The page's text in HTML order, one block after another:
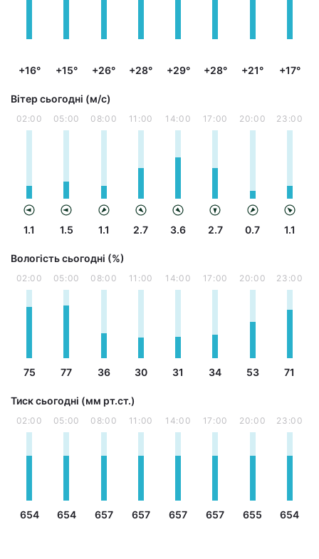
+16° +15° +26° +28° +29° +28° +21° +17°
Вітер сьогодні (м/с)
02:00
1.1
05:00
1.5
08:00
1.1
11:00
2.7
14:00
3.6
17:00
2.7
20:00
0.7
23:00
1.1
Вологість сьогодні (%)
02:00
75
05:00
77
08:00
36
11:00
30
14:00
31
17:00
34
20:00
53
23:00
71
Тиск сьогодні (мм рт.ст.)
02:00
654
05:00
654
08:00
657
11:00
657
14:00
657
17:00
657
20:00
655
23:00
654